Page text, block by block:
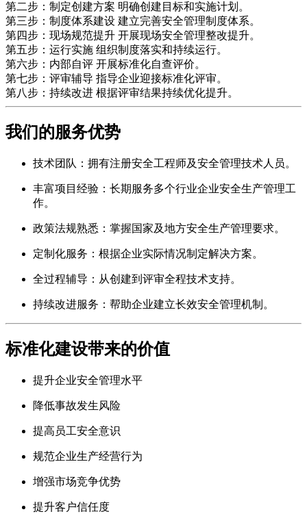
第二步：制定创建方案 明确创建目标和实施计划。
第三步：制度体系建设 建立完善安全管理制度体系。
第四步：现场规范提升 开展现场安全管理整改提升。
第五步：运行实施 组织制度落实和持续运行。
第六步：内部自评 开展标准化自查评价。
第七步：评审辅导 指导企业迎接标准化评审。
第八步：持续改进 根据评审结果持续优化提升。
我们的服务优势
技术团队：拥有注册安全工程师及安全管理技术人员。
丰富项目经验：长期服务多个行业企业安全生产管理工
作。
政策法规熟悉：掌握国家及地方安全生产管理要求。
定制化服务：根据企业实际情况制定解决方案。
全过程辅导：从创建到评审全程技术支持。
持续改进服务：帮助企业建立长效安全管理机制。
标准化建设带来的价值
提升企业安全管理水平
降低事故发生风险
提高员工安全意识
规范企业生产经营行为
增强市场竞争优势
提升客户信任度